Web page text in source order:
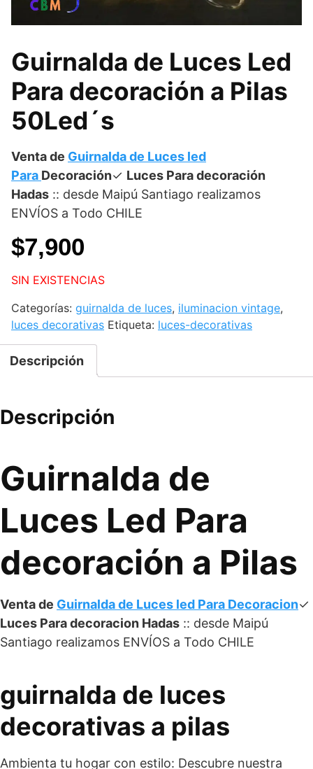
Guirnalda de Luces Led
Para decoración a Pilas
50Led´s
Venta de Guirnalda de Luces led
Para Decoración✓ Luces Para decoración
Hadas :: desde Maipú Santiago realizamos
ENVÍOS a Todo CHILE
$7,900
SIN EXISTENCIAS
Categorías: guirnalda de luces, iluminacion vintage,
luces decorativas Etiqueta: luces-decorativas
Descripción
Descripción
Guirnalda de
Luces Led Para
decoración a Pilas
Venta de Guirnalda de Luces led Para Decoracion✓
Luces Para decoracion Hadas :: desde Maipú
Santiago realizamos ENVÍOS a Todo CHILE
guirnalda de luces
decorativas a pilas
Ambienta tu hogar con estilo: Descubre nuestra